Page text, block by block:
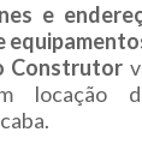
e
Construtor
locação